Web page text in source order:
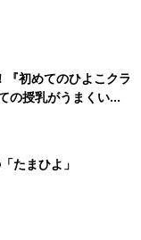
『初めてのひよこクラ
の授乳がうまくい
のトラブル 解決テ
たまひよ」